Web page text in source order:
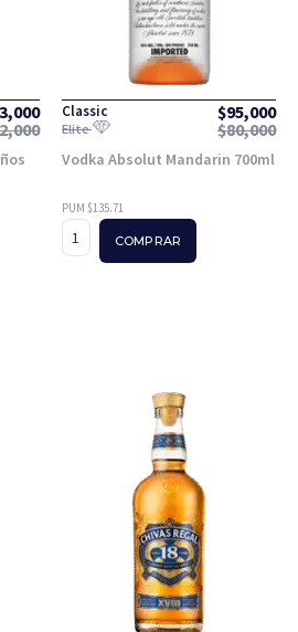
Classic $95,000
Elite $80,000
Vodka Absolut Mandarin 700ml
PUM $135.71
COMPRAR